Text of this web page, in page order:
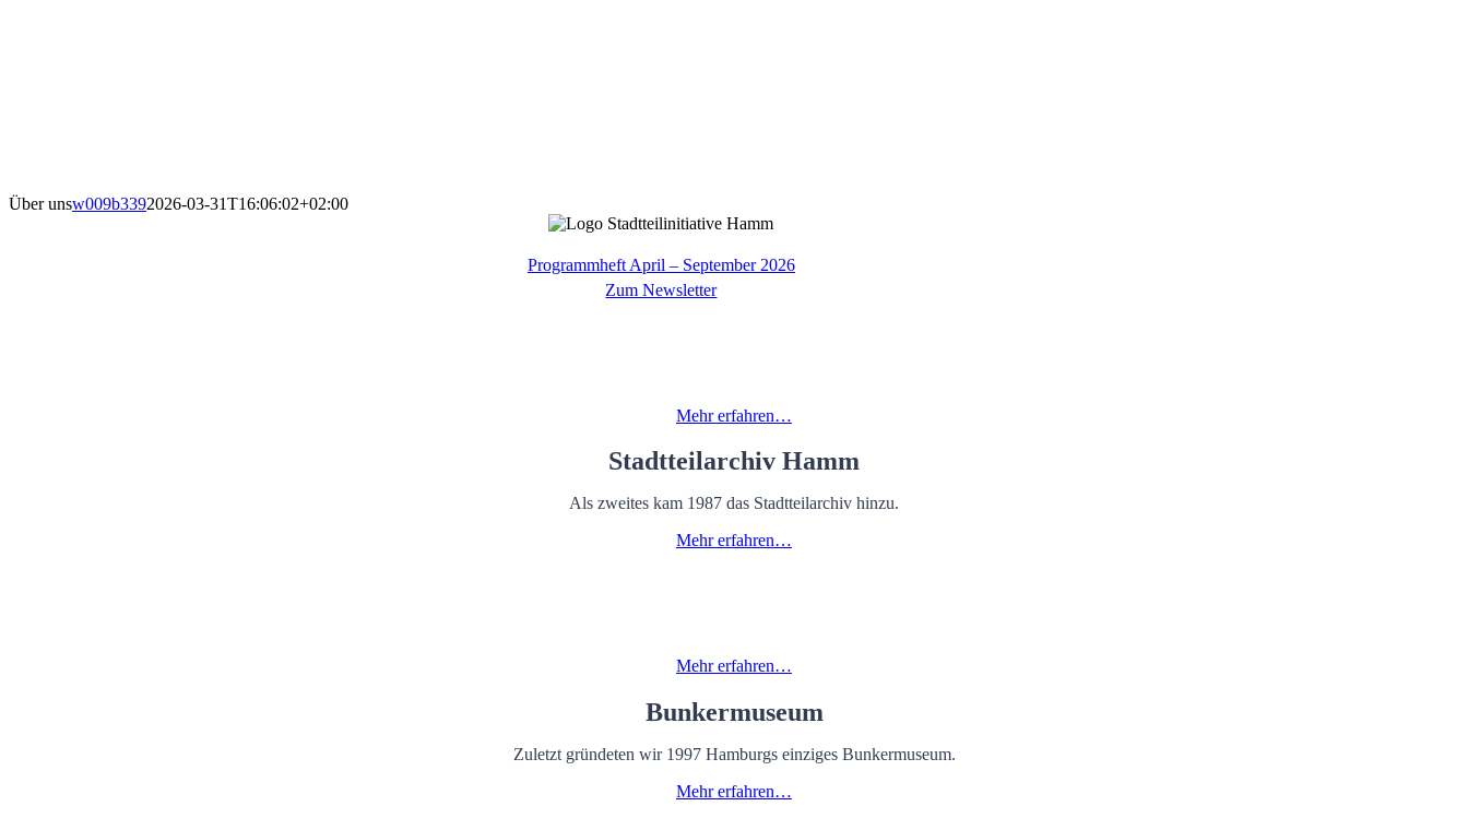
Über unsw009b3392026-03-31T16:06:02+02:00
Programmheft April – September 2026
Zum Newsletter
Mehr erfahren…
Stadtteilarchiv Hamm
Als zweites kam 1987 das Stadtteilarchiv hinzu.
Mehr erfahren…
Mehr erfahren…
Bunkermuseum
Zuletzt gründeten wir 1997 Hamburgs einziges Bunkermuseum.
Mehr erfahren…